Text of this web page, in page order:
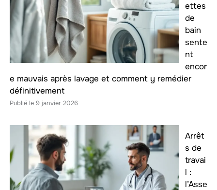
ettes
de
bain
sente
nt
encor
e mauvais après lavage et comment y remédier
définitivement
9 janvier 2026
Arrêt
s de
travai
l :
l’Asse